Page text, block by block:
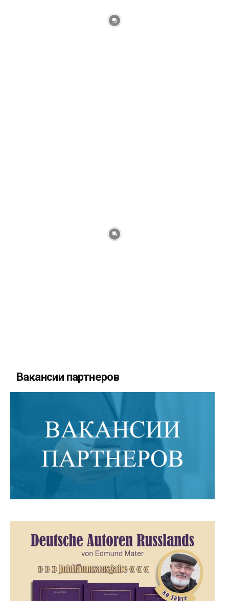
Вакансии партнеров